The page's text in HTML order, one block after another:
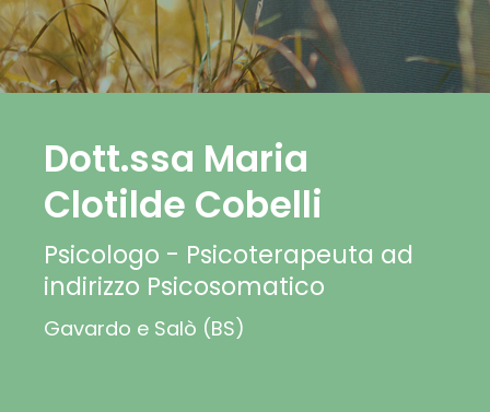
Dott.ssa Maria
Clotilde Cobelli
Psicologo - Psicoterapeuta ad
indirizzo Psicosomatico
Gavardo e Salò (BS)